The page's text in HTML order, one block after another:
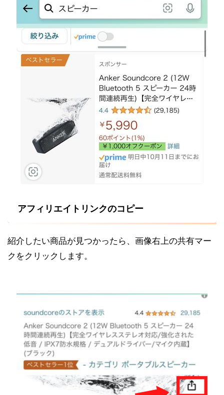
アフィリエイトリンクのコピー
紹介したい商品が見つかったら、画像右上の共有マー
クをクリックします。